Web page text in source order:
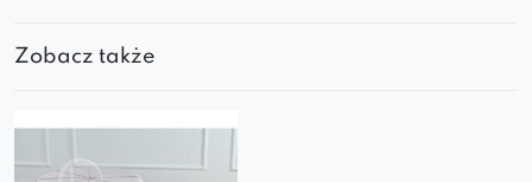
Zobacz także